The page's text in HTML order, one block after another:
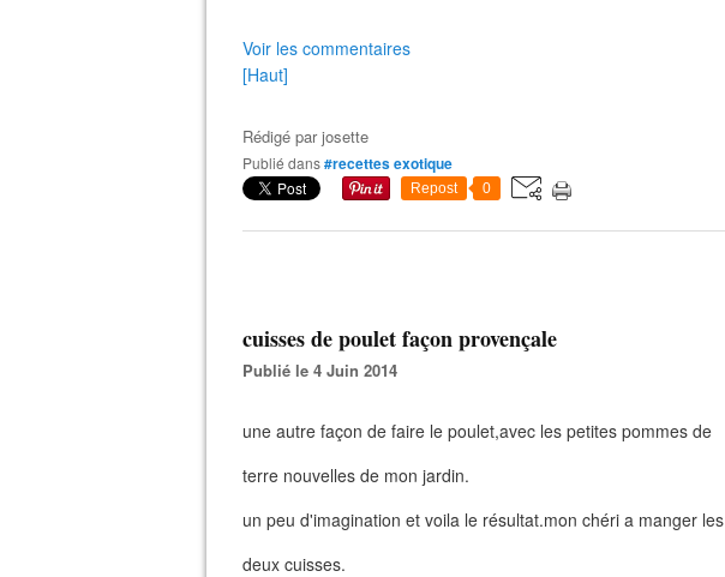
Voir les commentaires
[Haut]
Rédigé parjosette
Publié dans#recettes exotique
Repost 0
cuisses de poulet façon provençale
Publié le 4 Juin 2014
une autre façon de faire le poulet,avec les petites pommes de
terre nouvelles de mon jardin.
un peu d'imagination et voila le résultat.mon chéri a manger les
deux cuisses.